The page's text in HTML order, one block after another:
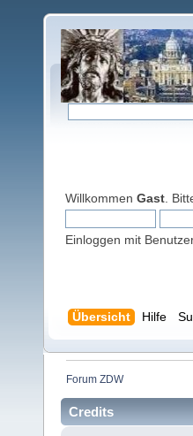
Willkommen Gast .
Einloggen mit
Übersicht Hilfe
Forum ZDW
Credits